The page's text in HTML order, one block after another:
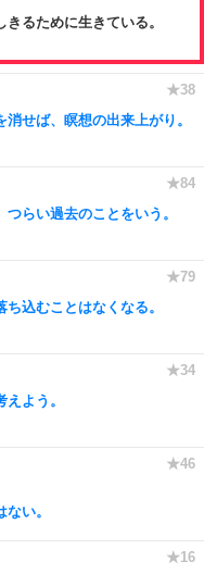
るために生きている。
せば、瞑想の出来上がり。
らい過去のことをいう。
込むことはなくなる。
よう。
い。